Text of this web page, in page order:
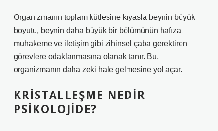
Organizmanın toplam kütlesine kıyasla beynin büyük
boyutu, beynin daha büyük bir bölümünün hafıza,
muhakeme ve iletişim gibi zihinsel çaba gerektiren
görevlere odaklanmasına olanak tanır. Bu,
organizmanın daha zeki hale gelmesine yol açar.
KRISTALLEŞME NEDIR
PSIKOLOJIDE?